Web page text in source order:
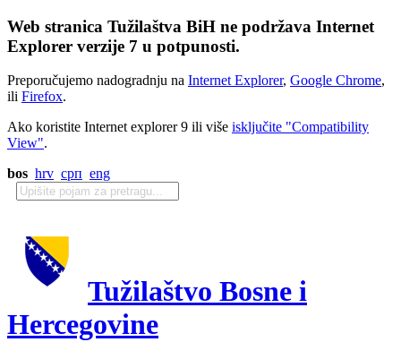
Web stranica Tužilaštva BiH ne podržava Internet
Explorer verzije 7 u potpunosti.
Preporučujemo nadogradnju na Internet Explorer, Google Chrome,
ili Firefox.
Ako koristite Internet explorer 9 ili više isključite "Compatibility
View".
bos hrv срп eng
Tužilaštvo Bosne i
Hercegovine